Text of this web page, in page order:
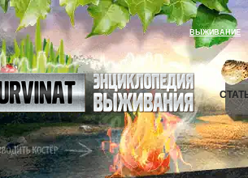
ВЫЖИВАНИЕ